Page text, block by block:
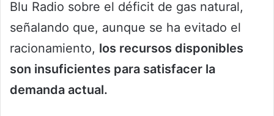
Blu Radio sobre el déficit de gas natural,
señalando que, aunque se ha evitado el
racionamiento, los recursos disponibles
son insuficientes para satisfacer la
demanda actual.